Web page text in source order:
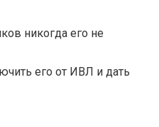
никогда его не